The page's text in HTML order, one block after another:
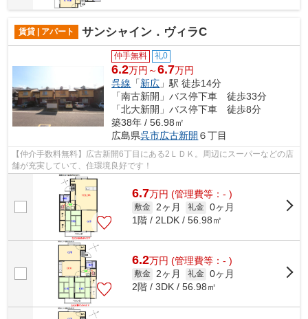
賃貸 | アパート サンシャイン．ヴィラC
仲手無料 礼0
6.2万円～6.7万円
呉線 「新広 」駅 徒歩14分
「南古新開」バス停下車 徒歩33分
「北大新開」バス停下車 徒歩8分
築38年 / 56.98㎡
広島県呉市広古新開 ６丁目
【仲介手数料無料】広古新開6丁目にある2ＬＤＫ。周辺にスーパーなどの店
舗が充実していて、住環境良好です！
6.7万円 (管理費等：- )
敷金 2ヶ月 礼金 0ヶ月
1階 / 2LDK / 56.98㎡
6.2万円 (管理費等：- )
敷金 2ヶ月 礼金 0ヶ月
2階 / 3DK / 56.98㎡